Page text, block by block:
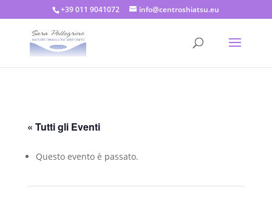
+39 011 9041072 info@centroshiatsu.eu
« Tutti gli Eventi
Questo evento è passato.